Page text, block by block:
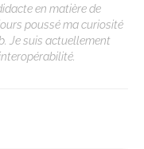
en matière de
poussé ma curiosité
Je suis actuellement